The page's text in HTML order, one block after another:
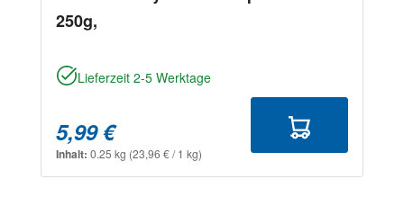
250g,
Lieferzeit 2-5 Werktage
5,99 €
Inhalt: 0.25 kg (23,96 € / 1 kg)